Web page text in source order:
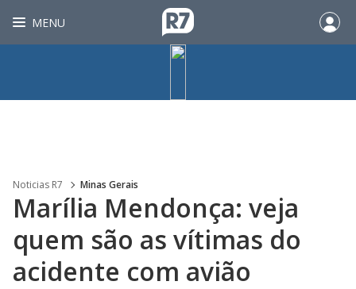
MENU
Noticias R7 Minas Gerais
Marília Mendonça: veja
quem são as vítimas do
acidente com avião